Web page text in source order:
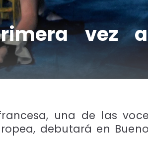
vez a
una de las
debutará en